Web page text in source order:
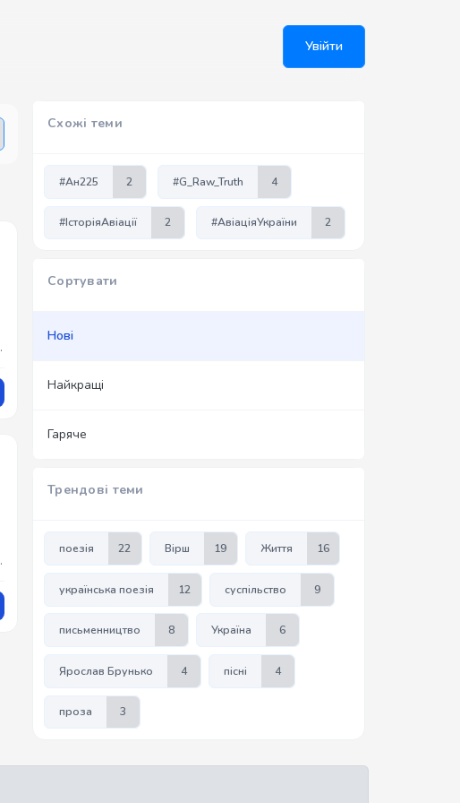
Увійти
Схожі теми
#Ан225 2 #G_Raw_Truth 4
#ІсторіяАвіації 2 #АвіаціяУкраїни 2
Сортувати
Нові
Найкращі
Гаряче
Трендові теми
поезія 22 Вірш 19 Життя 16
українська поезія 12 суспільство 9
письменництво 8 Україна 6
Ярослав Брунько 4 пісні 4
проза 3